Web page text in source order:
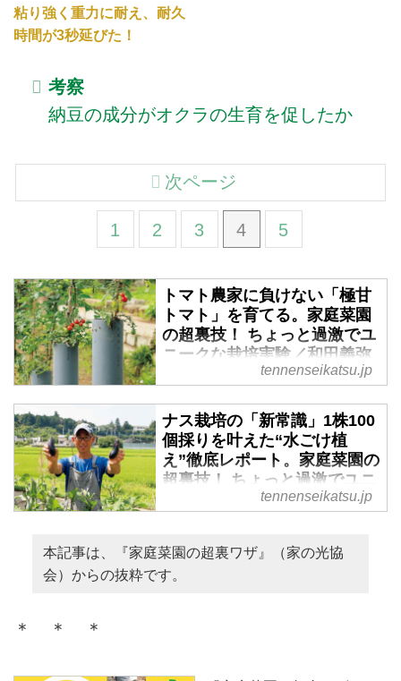
粘り強く重力に耐え、耐久
時間が3秒延びた！
考察
納豆の成分がオクラの生育を促したか
1 2 3 4 5
次ページ
トマト農家に負けない「極甘
トマト」を育てる。家庭菜園
の超裏技！ ちょっと過激でユ
ニークな栽培実験／和田義弥
茨城・筑波山麓で自給自足的暮ら
しを送るフリーライター・和田義
弥さん。著書『家庭菜園の超裏ワ
ザ』は、家庭菜園誌『やさい畑』
の人気連載をまとめた、ちょっと
過激でユニークな栽培実験の記録
甘トマトを育てる荒ワザを紹介し
ます。
tennenseikatsu.jp
ナス栽培の「新常識」1株100
個採りを叶えた“水ごけ植
え”徹底レポート。家庭菜園の
超裏技！ ちょっと過激でユニ
ークな栽培実験／和田義弥さ
茨城・筑波山麓で自給自足的暮ら
しを送るフリーライター・和田義
tennenseikatsu.jp
本記事は、『家庭菜園の超裏ワザ』（家の光協
会）からの抜粋です。
＊ ＊ ＊